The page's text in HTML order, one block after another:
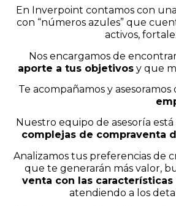
En Inverpoint contamos con una
con “números azules” que
activos,
Nos encargamos de
aporte a tus objetivos y que
Te acompañamos y
Nuestro equipo de asesoría
complejas de compraventa
Analizamos tus preferencias de
que te generarán más valor,
venta con las
atendiendo a los